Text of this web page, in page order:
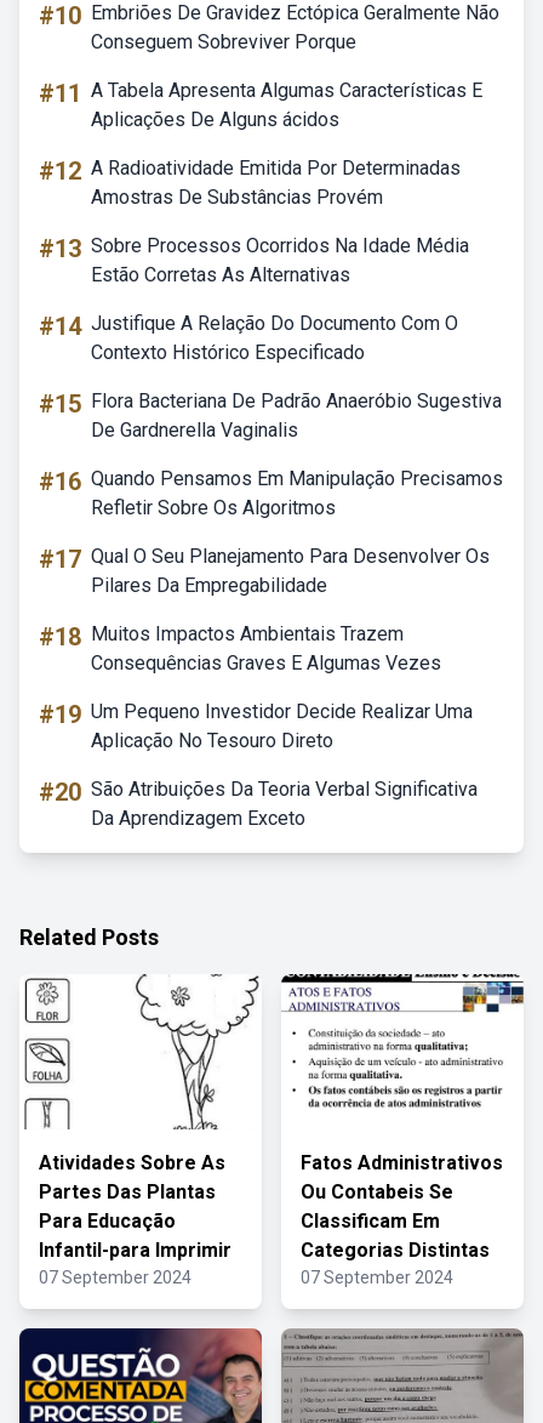
#10 Embriões De Gravidez Ectópica Geralmente Não
Conseguem Sobreviver Porque
#11 A Tabela Apresenta Algumas Características E
Aplicações De Alguns ácidos
#12 A Radioatividade Emitida Por Determinadas
Amostras De Substâncias Provém
#13 Sobre Processos Ocorridos Na Idade Média
Estão Corretas As Alternativas
#14 Justifique A Relação Do Documento Com O
Contexto Histórico Especificado
#15 Flora Bacteriana De Padrão Anaeróbio Sugestiva
De Gardnerella Vaginalis
#16 Quando Pensamos Em Manipulação Precisamos
Refletir Sobre Os Algoritmos
#17 Qual O Seu Planejamento Para Desenvolver Os
Pilares Da Empregabilidade
#18 Muitos Impactos Ambientais Trazem
Consequências Graves E Algumas Vezes
#19 Um Pequeno Investidor Decide Realizar Uma
Aplicação No Tesouro Direto
#20 São Atribuições Da Teoria Verbal Significativa
Da Aprendizagem Exceto
Related Posts
Atividades Sobre As
Partes Das Plantas
Para Educação
Infantil-para Imprimir
07 September 2024
Fatos Administrativos
Ou Contabeis Se
Classificam Em
Categorias Distintas
07 September 2024